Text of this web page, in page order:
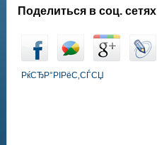
Поделиться в соц. сетях
РќСЂР°РІРёС‚СЃСЏ